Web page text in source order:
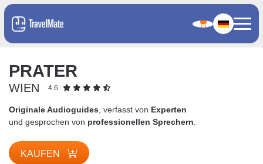
PRATER
WIEN 4.6
Originale Audioguides , verfasst von Experten
und gesprochen von professionellen Sprechern
KAUFEN